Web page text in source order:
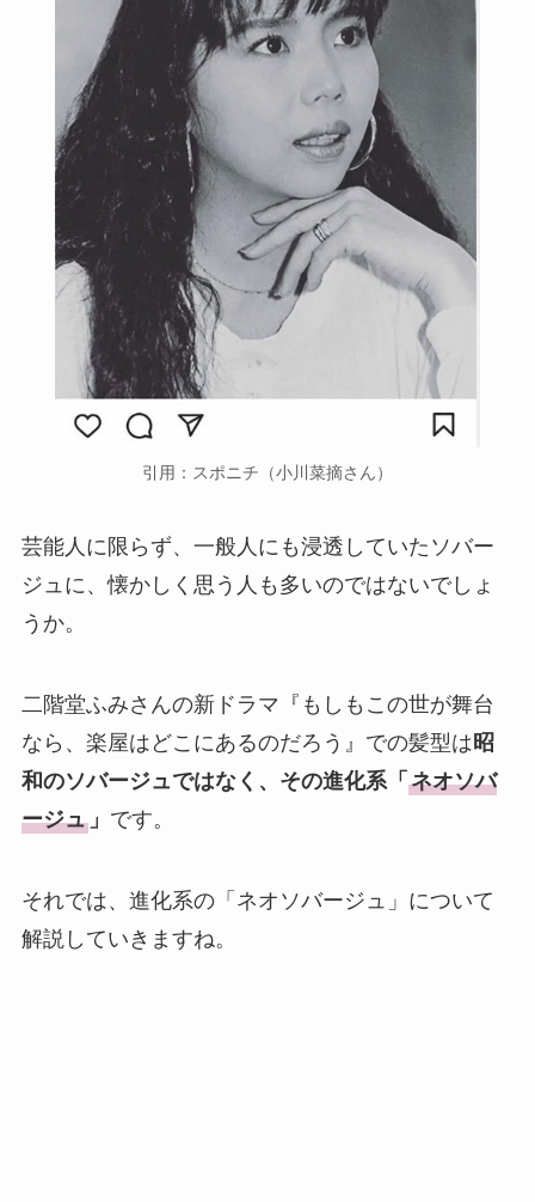
引用：スポニチ（小川菜摘さん）
芸能人に限らず、一般人にも浸透していたソバー
ジュに、懐かしく思う人も多いのではないでしょ
うか。
二階堂ふみさんの新ドラマ『もしもこの世が舞台
なら、楽屋はどこにあるのだろう』での髪型は 昭
和のソバージュではなく、その進化系「 ネオソバ
ージュ」 です。
それでは、進化系の「ネオソバージュ」について
解説していきますね。